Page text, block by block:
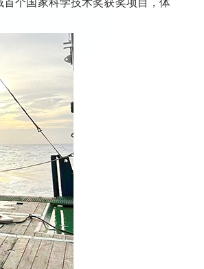
个国家科学技术奖获奖项目，体